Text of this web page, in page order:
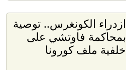
ازدراء الكونغرس.. توصية
بمحاكمة فاوتشي على
خلفية ملف كورونا